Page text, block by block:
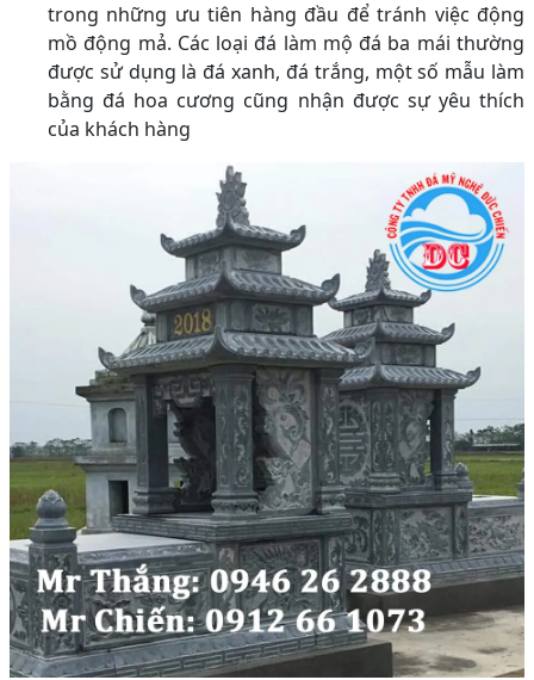
trong những ưu tiên hàng đầu để tránh việc động
mồ động mả. Các loại đá làm mộ đá ba mái thường
được sử dụng là đá xanh, đá trắng, một số mẫu làm
bằng đá hoa cương cũng nhận được sự yêu thích
của khách hàng